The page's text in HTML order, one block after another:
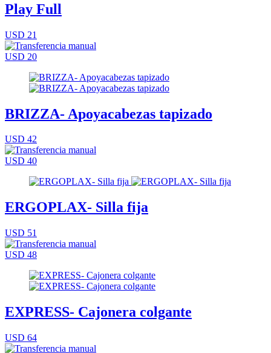
Play Full
USD 21
USD 20
BRIZZA- Apoyacabezas tapizado
USD 42
USD 40
ERGOPLAX- Silla fija
USD 51
USD 48
EXPRESS- Cajonera colgante
USD 64